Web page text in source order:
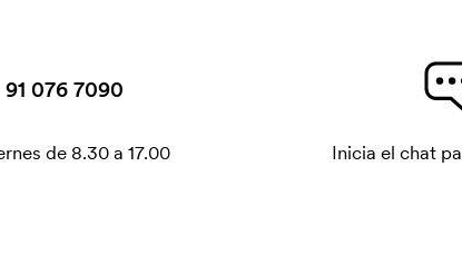
91 076 7090
de 8.30 a 17.00 Inicia el chat